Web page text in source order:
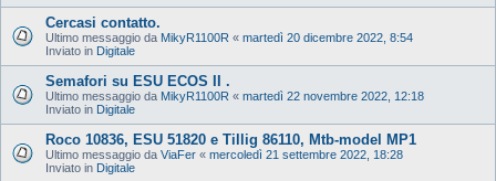
Cercasi contatto.
Ultimo messaggio da MikyR1100R « martedì 20 dicembre 2022, 8:54
Inviato in Digitale
Semafori su ESU ECOS II .
Ultimo messaggio da MikyR1100R « martedì 22 novembre 2022, 12:18
Inviato in Digitale
Roco 10836, ESU 51820 e Tillig 86110, Mtb-model MP1
Ultimo messaggio da ViaFer « mercoledì 21 settembre 2022, 18:28
Inviato in Digitale